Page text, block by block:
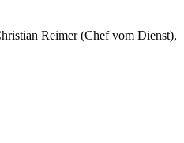
Reimer (Chef vom Dienst),